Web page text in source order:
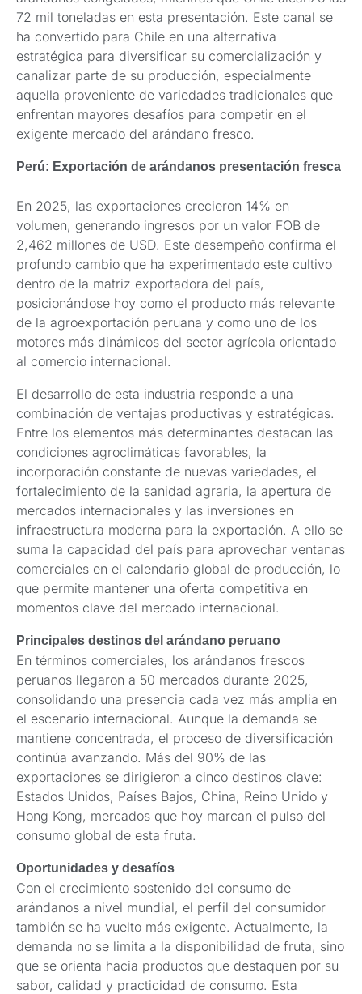
72 mil toneladas en esta presentación. Este canal se
ha convertido para Chile en una alternativa
estratégica para diversificar su comercialización y
canalizar parte de su producción, especialmente
aquella proveniente de variedades tradicionales que
enfrentan mayores desafíos para competir en el
exigente mercado del arándano fresco.
Perú: Exportación de arándanos presentación fresca
En 2025, las exportaciones crecieron 14% en
volumen, generando ingresos por un valor FOB de
2,462 millones de USD. Este desempeño confirma el
profundo cambio que ha experimentado este cultivo
dentro de la matriz exportadora del país,
posicionándose hoy como el producto más relevante
de la agroexportación peruana y como uno de los
motores más dinámicos del sector agrícola orientado
al comercio internacional.
El desarrollo de esta industria responde a una
combinación de ventajas productivas y estratégicas.
Entre los elementos más determinantes destacan las
condiciones agroclimáticas favorables, la
incorporación constante de nuevas variedades, el
fortalecimiento de la sanidad agraria, la apertura de
mercados internacionales y las inversiones en
infraestructura moderna para la exportación. A ello se
suma la capacidad del país para aprovechar ventanas
comerciales en el calendario global de producción, lo
que permite mantener una oferta competitiva en
momentos clave del mercado internacional.
Principales destinos del arándano peruano
En términos comerciales, los arándanos frescos
peruanos llegaron a 50 mercados durante 2025,
consolidando una presencia cada vez más amplia en
el escenario internacional. Aunque la demanda se
mantiene concentrada, el proceso de diversificación
continúa avanzando. Más del 90% de las
exportaciones se dirigieron a cinco destinos clave:
Estados Unidos, Países Bajos, China, Reino Unido y
Hong Kong, mercados que hoy marcan el pulso del
consumo global de esta fruta.
Oportunidades y desafíos
Con el crecimiento sostenido del consumo de
arándanos a nivel mundial, el perfil del consumidor
también se ha vuelto más exigente. Actualmente, la
demanda no se limita a la disponibilidad de fruta, sino
que se orienta hacia productos que destaquen por su
sabor, calidad y practicidad de consumo. Esta